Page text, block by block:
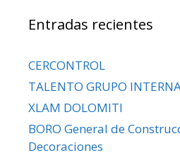
Entradas recientes
CERCONTROL
TALENTO GRUPO
XLAM DOLOMITI
BORO General de
Decoraciones